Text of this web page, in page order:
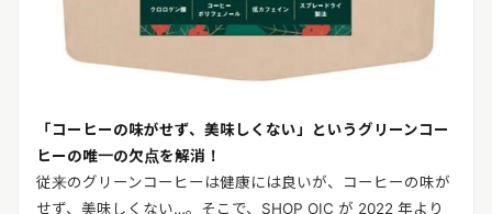
「コーヒーの味がせず、美味しくない」というグリーンコー
ヒーの唯一の欠点を解消！
従来のグリーンコーヒーは健康には良いが、コーヒーの味が
せず、美味しくない…。そこで、SHOP OIC が 2022 年より